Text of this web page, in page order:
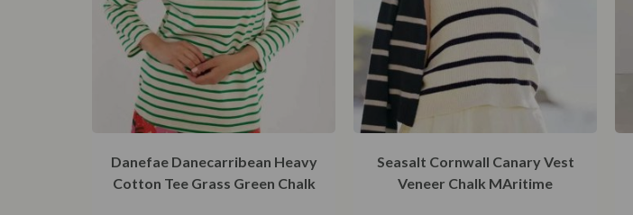
Danefae Danecarribean Heavy
Cotton Tee Grass Green Chalk
Seasalt Cornwall Canary Vest
Veneer Chalk MAritime